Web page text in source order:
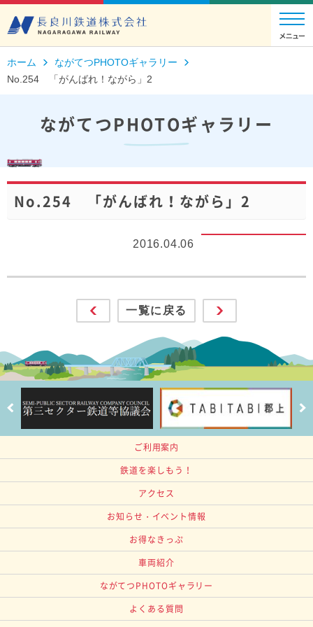
ホーム
ながてつPHOTOギャラリー
No.254 「がんばれ！ながら」2
ながてつPHOTOギャラリー
No.254 「がんばれ！ながら」2
2016.04.06
一覧に戻る
ご利用案内
鉄道を楽しもう！
アクセス
お知らせ・イベント情報
お得なきっぷ
車両紹介
ながてつPHOTOギャラリー
よくある質問